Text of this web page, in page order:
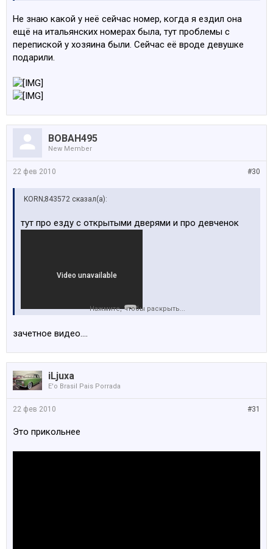
Не знаю какой у неё сейчас номер, когда я ездил она
ещё на итальянских номерах была, тут проблемы с
перепиской у хозяина были. Сейчас её вроде девушке
подарили.
BOBAH495
New Member
#30
22 фев 2010
KORN;843572 сказал(а):
тут про езду с открытыми дверями и про девченок
Нажмите, чтобы раскрыть...
зачетное видео....
iLjuxa
E'o Brasil Pais Porrada
#31
22 фев 2010
Это прикольнее